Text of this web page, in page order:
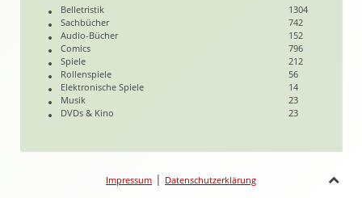
Belletristik
1304
Sachbücher
742
Audio-Bücher
152
Comics
796
Spiele
212
Rollenspiele
56
Elektronische Spiele
14
Musik
23
DVDs & Kino
23
Impressum | Datenschutzerklärung